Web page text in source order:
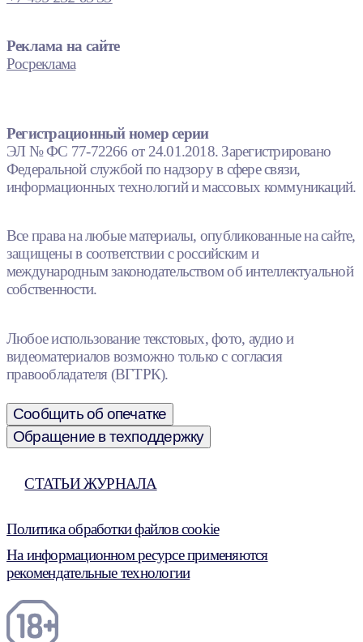
Реклама на сайте
Росреклама
Регистрационный номер серии
ЭЛ № ФС 77-72266 от 24.01.2018. Зарегистрировано
Федеральной службой по надзору в сфере связи,
информационных технологий и массовых коммуникаций.
Все права на любые материалы, опубликованные на сайте,
защищены в соответствии с российским и
международным законодательством об интеллектуальной
собственности.
Любое использование текстовых, фото, аудио и
видеоматериалов возможно только с согласия
правообладателя (ВГТРК).
Сообщить об опечатке
Обращение в техподдержку
СТАТЬИ ЖУРНАЛА
Политика обработки файлов cookie
На информационном ресурсе применяются
рекомендательные технологии